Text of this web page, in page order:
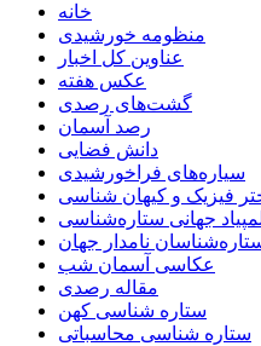
خانه
منظومه خورشیدی
عناوین کل اخبار
عکس هفته
گشت‌های رصدی
رصد آسمان
دانش فضایی
سیاره‌های فراخورشیدی
فیزیک و کیهان شناسی
جهانی ستاره‌شناسی
نامدار جهان
عکاسی آسمان شب
مقاله رصدی
ستاره شناسی کهن
ستاره شناسی محاسباتی